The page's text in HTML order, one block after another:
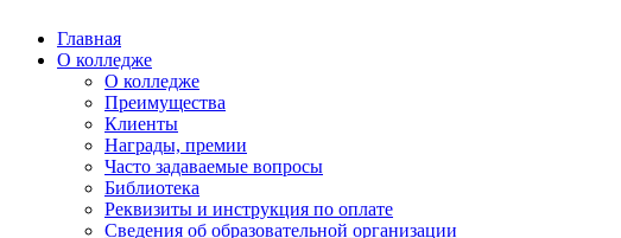
Главная
О колледже
О колледже
Преимущества
Клиенты
Награды, премии
Часто задаваемые вопросы
Библиотека
Реквизиты и инструкция по оплате
Сведения об образовательной организации